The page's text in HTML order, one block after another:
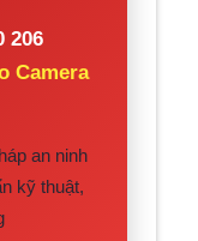
206
Camera
an ninh
kỹ thuật,